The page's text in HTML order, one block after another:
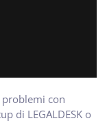
con
di LEGALDESK o